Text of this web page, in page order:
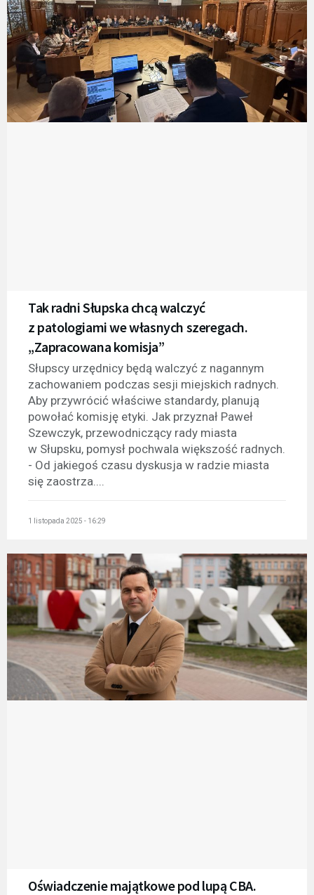
Tak radni Słupska chcą walczyć
z patologiami we własnych szeregach.
„Zapracowana komisja”
Słupscy urzędnicy będą walczyć z nagannym
zachowaniem podczas sesji miejskich radnych.
Aby przywrócić właściwe standardy, planują
powołać komisję etyki. Jak przyznał Paweł
Szewczyk, przewodniczący rady miasta
w Słupsku, pomysł pochwala większość radnych.
- Od jakiegoś czasu dyskusja w radzie miasta
się zaostrza....
1 listopada 2025 - 16:29
Oświadczenie majątkowe pod lupą CBA.